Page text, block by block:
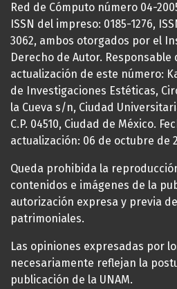
Red de Cómputo número 04-
ISSN del impreso: 0185-1276,
3062, ambos otorgados por el
Derecho de Autor. Responsable
actualización de este número:
de Investigaciones Estéticas,
la Cueva s/n, Ciudad
C.P. 04510, Ciudad de México.
actualización: 06 de octubre de
Queda prohibida la
contenidos e imágenes de la
autorización expresa y previa
patrimoniales.
Las opiniones expresadas por
necesariamente reflejan la
publicación de la UNAM.